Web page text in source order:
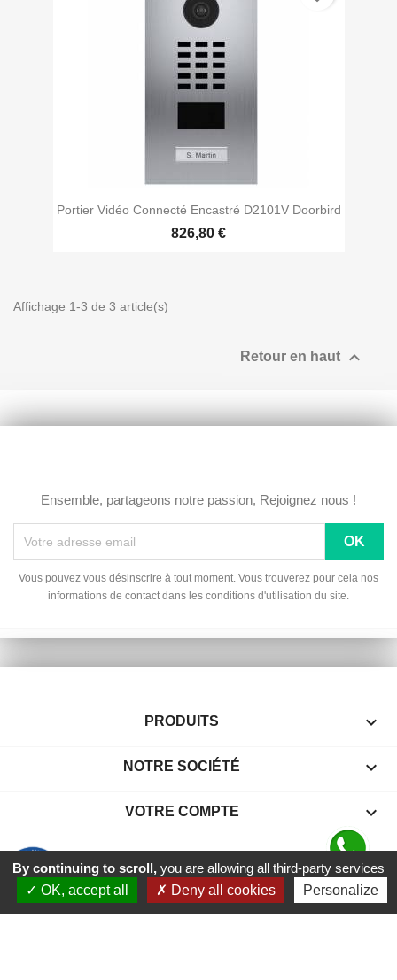
Portier Vidéo Connecté Encastré D2101V Doorbird
826,80 €
Affichage 1-3 de 3 article(s)
Retour en haut 
Ensemble, partageons notre passion, Rejoignez nous !
Vous pouvez vous désinscrire à tout moment. Vous trouverez pour cela nos
informations de contact dans les conditions d'utilisation du site.
PRODUITS 
NOTRE SOCIÉTÉ 
VOTRE COMPTE 
keyboard_arrow_down
Contactez-nous
© 2026 - Site ecommerce réalisé par Easydomotic
9.6/10
By continuing to scroll, you are allowing all third-party services
OK, accept all
Deny all cookies Personalize